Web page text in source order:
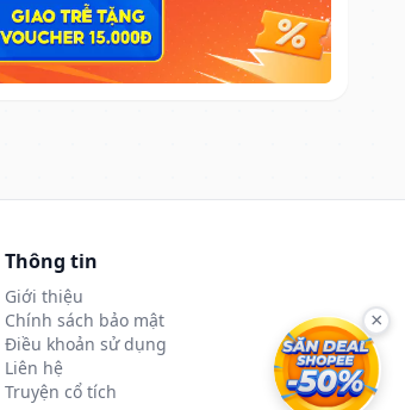
Thông tin
Giới thiệu
Chính sách bảo mật
Điều khoản sử dụng
Liên hệ
Truyện cổ tích
×